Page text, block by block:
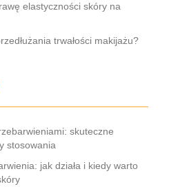
elastyczności skóry na
trwałości makijażu?
skuteczne
stosowania
jak działa i kiedy warto